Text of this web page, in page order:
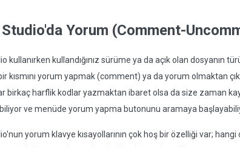
Yorum (Comment-
kullanırken kullandığınız sürüme ya da açık olan dosyanın
kısmını yorum yapmak (comment) ya da yorum olmaktan
birkaç harflik kodlar yazmaktan ibaret olsa da size zaman
ve menüde yorum yapma butonunu aramaya
yorum klavye kısayollarının çok hoş bir özelliği var; hangi